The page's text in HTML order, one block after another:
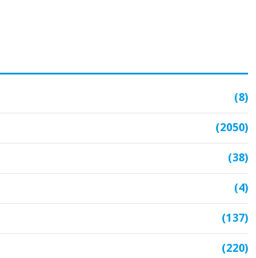
(8)
(2050)
(38)
(4)
(137)
(220)